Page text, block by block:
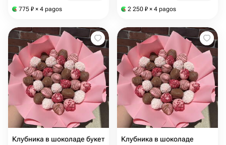
775 ₽ × 4 pagos 2 250 ₽ × 4 pagos
Клубника в шоколаде букет
Клубника в шоколаде